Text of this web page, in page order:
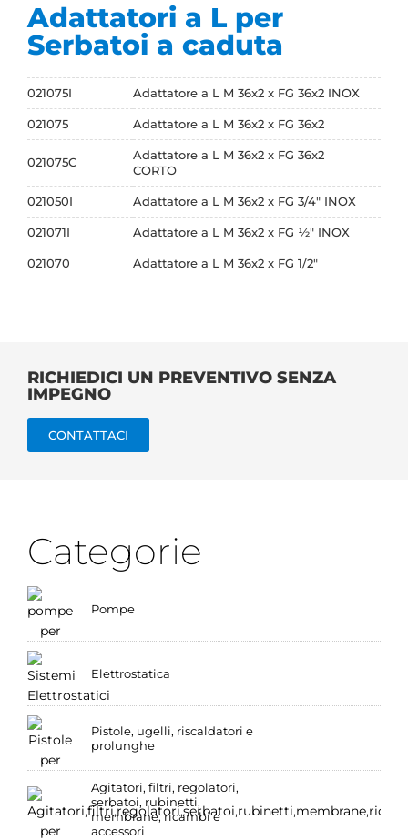
Adattatori a L per
Serbatoi a caduta
021075I Adattatore a L M 36x2 x FG 36x2 INOX
021075 Adattatore a L M 36x2 x FG 36x2
021075C
Adattatore a L M 36x2 x FG 36x2
CORTO
021050I Adattatore a L M 36x2 x FG 3/4" INOX
021071I Adattatore a L M 36x2 x FG ½" INOX
021070 Adattatore a L M 36x2 x FG 1/2"
RICHIEDICI UN PREVENTIVO SENZA
IMPEGNO
CONTATTACI
Categorie
Pompe
Elettrostatica
Pistole, ugelli, riscaldatori e
prolunghe
Agitatori, filtri, regolatori,
serbatoi, rubinetti,
membrane, ricambi e
accessori